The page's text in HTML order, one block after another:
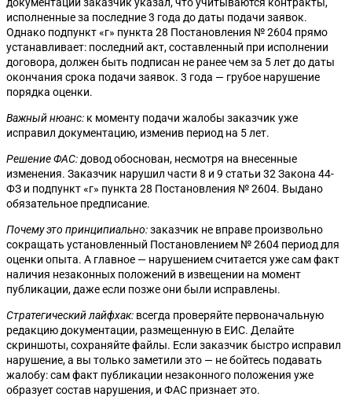
исполненные за последние 3 года до даты подачи заявок.
Однако подпункт «г» пункта 28 Постановления № 2604 прямо
устанавливает: последний акт, составленный при исполнении
договора, должен быть подписан не ранее чем за 5 лет до даты
окончания срока подачи заявок. 3 года — грубое нарушение
порядка оценки.
Важный нюанс: к моменту подачи жалобы заказчик уже
исправил документацию, изменив период на 5 лет.
Решение ФАС: довод обоснован, несмотря на внесенные
изменения. Заказчик нарушил части 8 и 9 статьи 32 Закона 44-
ФЗ и подпункт «г» пункта 28 Постановления № 2604. Выдано
обязательное предписание.
Почему это принципиально:заказчик не вправе произвольно
сокращать установленный Постановлением № 2604 период для
оценки опыта. А главное — нарушением считается уже сам факт
наличия незаконных положений в извещении на момент
публикации, даже если позже они были исправлены.
Стратегический лайфхак: всегда проверяйте первоначальную
редакцию документации, размещенную в ЕИС. Делайте
скриншоты, сохраняйте файлы. Если заказчик быстро исправил
нарушение, а вы только заметили это — не бойтесь подавать
жалобу: сам факт публикации незаконного положения уже
образует состав нарушения, и ФАС признает это.